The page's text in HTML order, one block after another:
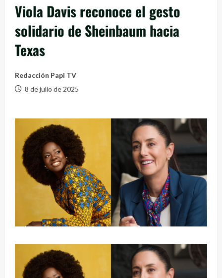
Viola Davis reconoce el gesto
solidario de Sheinbaum hacia
Texas
Redacción Papi TV
8 de julio de 2025